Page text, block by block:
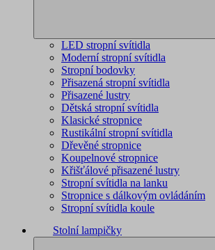
LED stropní svítidla
Moderní stropní svítidla
Stropní bodovky
Přisazená stropní svítidla
Přisazené lustry
Dětská stropní svítidla
Klasické stropnice
Rustikální stropní svítidla
Dřevěné stropnice
Koupelnové stropnice
Křišťálové přisazené lustry
Stropní svítidla na lanku
Stropnice s dálkovým ovládáním
Stropní svítidla koule
Stolní lampičky